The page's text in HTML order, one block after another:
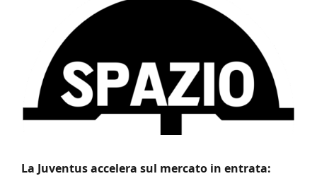
La Juventus accelera sul mercato in entrata: